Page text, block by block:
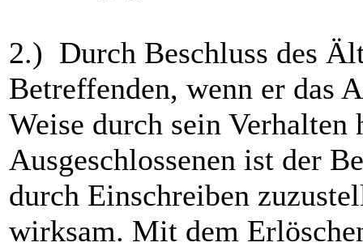
2.) Durch Beschluss des
Betreffenden, wenn er das
Weise durch sein Verhalten
Ausgeschlossenen ist der
durch Einschreiben
wirksam. Mit dem